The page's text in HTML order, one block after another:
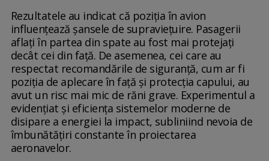
Rezultatele au indicat că poziția în avion
influențează șansele de supraviețuire. Pasagerii
aflați în partea din spate au fost mai protejați
decât cei din față. De asemenea, cei care au
respectat recomandările de siguranță, cum ar fi
poziția de aplecare în față și protecția capului, au
avut un risc mai mic de răni grave. Experimentul a
evidențiat și eficiența sistemelor moderne de
disipare a energiei la impact, subliniind nevoia de
îmbunătățiri constante în proiectarea
aeronavelor.